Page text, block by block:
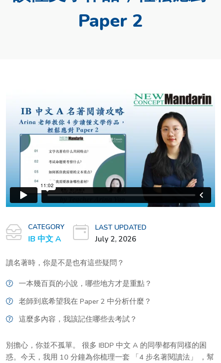
Paper 2
CATEGORY
IB 中文 A
LAST UPDATED
July 2, 2026
讀名著時，你是不是也有這些疑問？
一本幾百頁的小說，哪些地方才是重點？
老師到底希望我在 Paper 2 中分析什麼？
這麼多內容，我該記住哪些去考試？
別擔心，你並不孤單。 很多 IBDP 中文 A 的同學都有同樣的困
惑。今天，我用 10 分鐘為你梳理一套 「4 步名著閱讀法」 ，幫